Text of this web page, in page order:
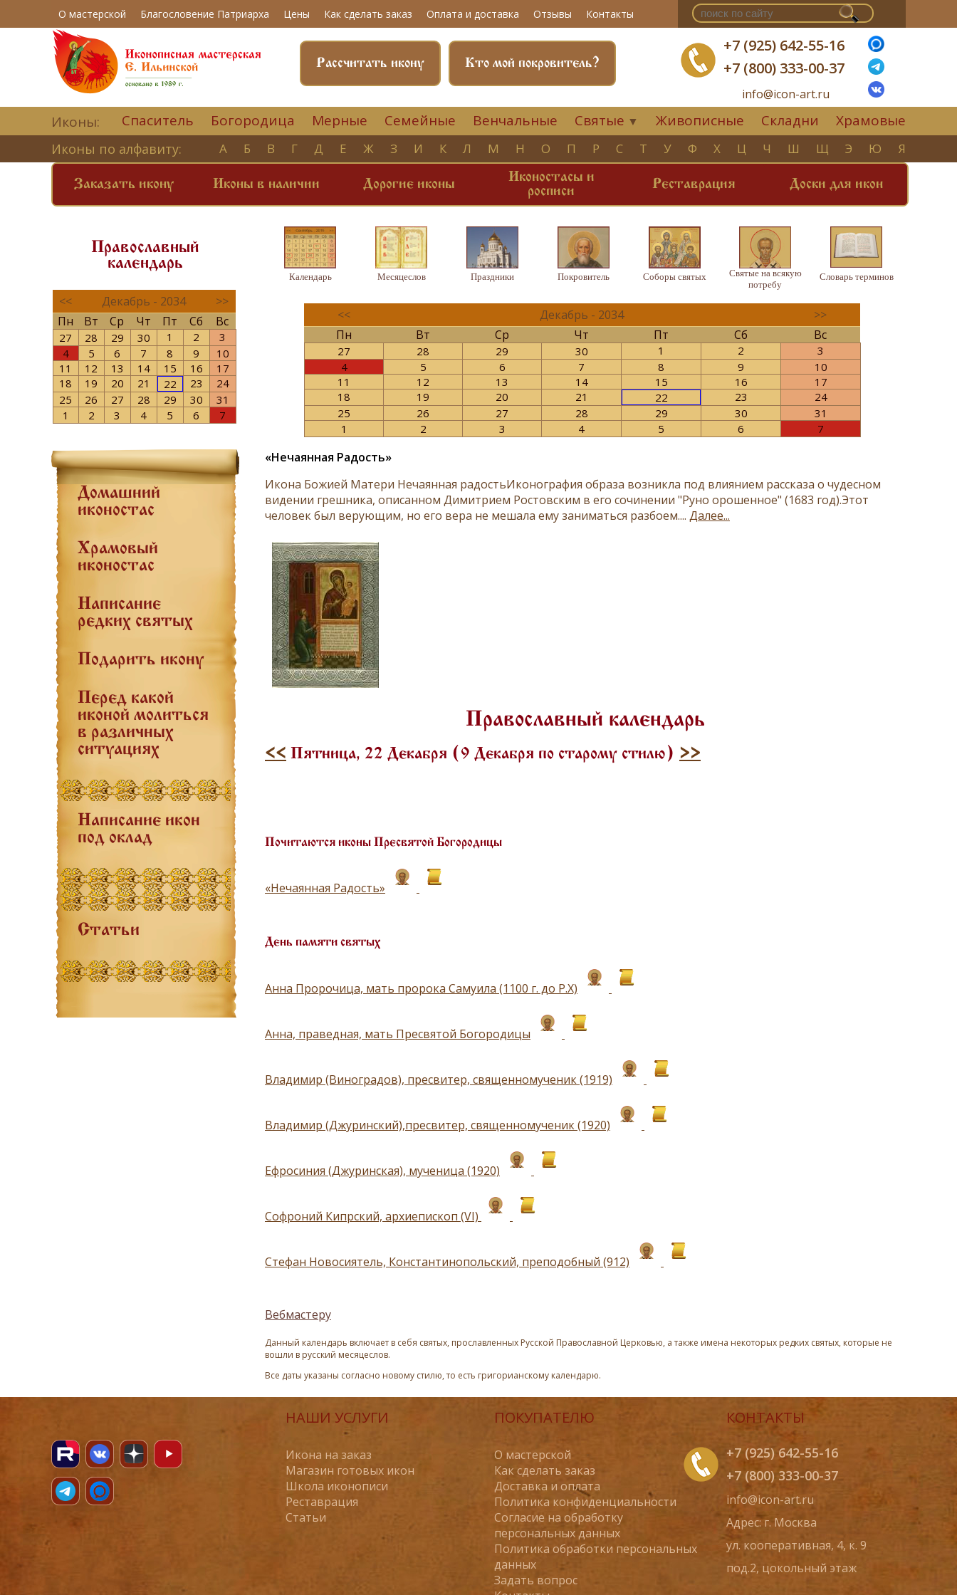
О мастерской Благословение Патриарха Цены Как сделать заказ Оплата и доставка Отзывы Контакты
+7 (925) 642-55-16
+7 (800) 333-00-37
info@icon-art.ru
Кто мой покровитель?
Рассчитать икону
Иконы: Спаситель Богородица Мерные Семейные Венчальные Святые ▼ Живописные Складни Храмовые
Иконы по алфавиту: А Б В Г Д Е Ж З И К Л М Н О П Р С Т У Ф Х Ц Ч Ш Щ Э Ю Я
Заказать икону Иконы в наличии Дорогие иконы
Иконостасы и
росписи
Реставрация Доски для икон
Православный
календарь
<< Декабрь - 2034
>>
Пн
Вт Ср Чт Пт Сб Вс
27 28 29 30 1 2
3
4
5 6 7 8 9
10
11
12 13 14 15 16
17
18
19 20 21 22 23
24
25
26 27 28 29 30
31
1
2 3 4 5 6 7
Домашний
иконостас
Храмовый
иконостас
Написание
редких святых
Подарить икону
Перед какой
иконой молиться
в различных
ситуациях
Написание икон
под оклад
Статьи
Календарь Месяцеслов Праздники Покровитель Соборы святых
Святые на всякую
потребу
Словарь терминов
<< Декабрь - 2034
>>
Пн
Вт Ср Чт Пт Сб Вс
27 28 29 30 1 2
3
4
5 6 7 8 9
10
11
12 13 14 15 16
17
18
19 20 21 22 23
24
25
26 27 28 29 30
31
1
2 3 4 5 6 7
«Нечаянная Радость»
Икона Божией Матери Нечаянная радостьИконография образа возникла под влиянием рассказа о чудесном
видении грешника, описанном Димитрием Ростовским в его сочинении "Руно орошенное" (1683 год).Этот
человек был верующим, но его вера не мешала ему заниматься разбоем.... Далее...
Православный календарь
<< Пятница, 22 Декабря (9 Декабря по старому стилю) >>
Почитаются иконы Пресвятой Богородицы
«Нечаянная Радость»
День памяти святых
Анна Пророчица, мать пророка Самуила (1100 г. до Р.Х)
Анна, праведная, мать Пресвятой Богородицы
Владимир (Виноградов), пресвитер, священномученик (1919)
Владимир (Джуринский),пресвитер, священномученик (1920)
Ефросиния (Джуринская), мученица (1920)
Софроний Кипрский, архиепископ (VI)
Стефан Новосиятель, Константинопольский, преподобный (912)
Вебмастеру
Данный календарь включает в себя святых, прославленных Русской Православной Церковью, а также имена некоторых редких святых, которые не
вошли в русский месяцеслов.
Все даты указаны согласно новому стилю, то есть григорианскому календарю.
НАШИ УСЛУГИ
Икона на заказ
Магазин готовых икон
Школа иконописи
Реставрация
Статьи
ПОКУПАТЕЛЮ
О мастерской
Как сделать заказ
Доставка и оплата
Политика конфиденциальности
Согласие на обработку
персональных данных
Политика обработки персональных
данных
Задать вопрос
КОНТАКТЫ
+7 (925) 642-55-16
+7 (800) 333-00-37
info@icon-art.ru
Адрес: г. Москва
ул. кооперативная, 4, к. 9
под.2, цокольный этаж